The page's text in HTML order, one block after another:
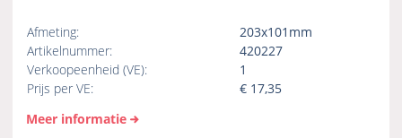
Afmeting:
203x101mm
Artikelnummer:
420227
Verkoopeenheid (VE):
1
Prijs per VE:
€ 17,35
Meer informatie